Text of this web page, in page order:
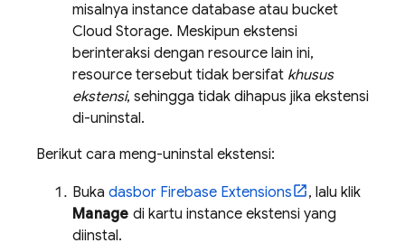
misalnya instance database atau bucket
Cloud Storage. Meskipun ekstensi
berinteraksi dengan resource lain ini,
resource tersebut tidak bersifat khusus
ekstensi, sehingga tidak dihapus jika ekstensi
di-uninstal.
Berikut cara meng-uninstal ekstensi:
Buka dasbor Firebase Extensions
, lalu klik
Manage di kartu instance ekstensi yang
diinstal.